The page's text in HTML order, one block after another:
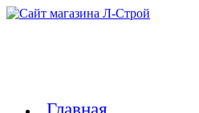
Перейти